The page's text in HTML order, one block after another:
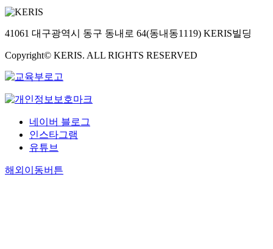
41061 대구광역시 동구 동내로 64(동내동1119) KERIS빌딩
Copyright© KERIS. ALL RIGHTS RESERVED
네이버 블로그
인스타그램
유튜브
해외이동버튼